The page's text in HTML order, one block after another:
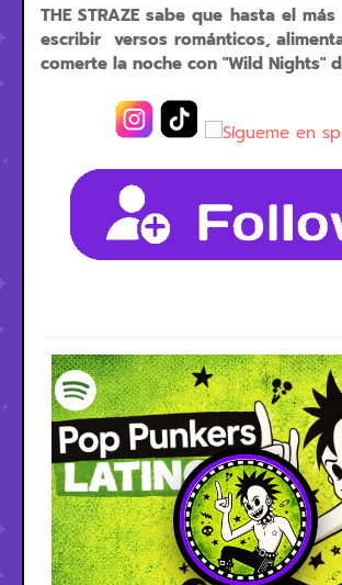
THE STRAZE sabe que hasta el
escribir versos románticos,
comerte la noche con "Wild Nights"